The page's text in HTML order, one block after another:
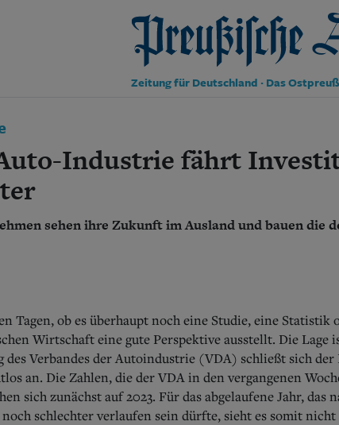
Preußische Allgemeine Zeitung
Zeitung für Deutschland · Das
Danzig und
Bücher
Industrie fährt
sehen ihre Zukunft im Ausland und bauen die
Tagen, ob es überhaupt noch eine Studie, eine Statistik
Wirtschaft eine gute Perspektive ausstellt. Die Lage
des Verbandes der Autoindustrie (VDA) schließt sich der
an. Die Zahlen, die der VDA in den vergangenen
sich zunächst auf 2023. Für das abgelaufene Jahr, das
schlechter verlaufen sein dürfte, sieht es somit nicht